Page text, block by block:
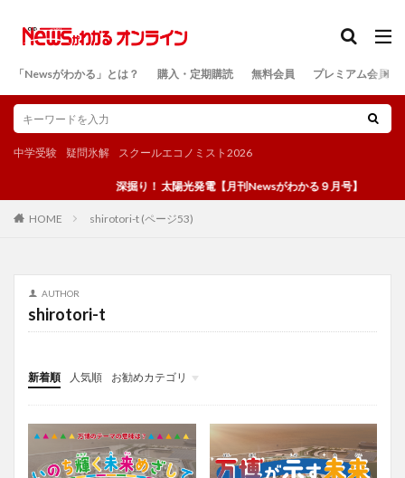
「Newsがわかる」とは？ 購入・定期購読 無料会員 プレミアム会員
中学受験 疑問氷解 スクールエコノミスト2026
深掘り！ 太陽光発電【月刊Newsがわかる９月号】
HOME shirotori-t (ページ53)
AUTHOR
shirotori-t
新着順 人気順
お勧めカテゴリ
投稿
学び
マンガ
電子書籍
検索